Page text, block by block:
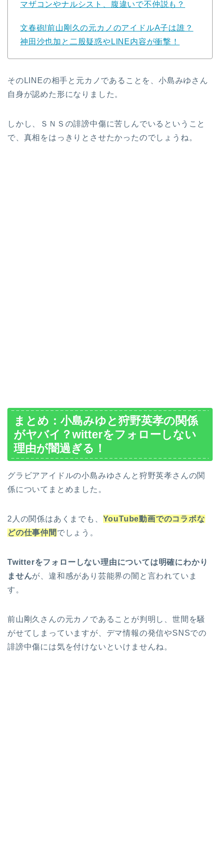
マザコンやナルシスト、腹違いで不仲説も？
文春砲!前山剛久の元カノのアイドルA子は誰？
神田沙也加と二股疑惑やLINE内容が衝撃！
そのLINEの相手と元カノであることを、小島みゆさん
自身が認めた形になりました。
しかし、ＳＮＳの誹謗中傷に苦しんでいるということ
で、真相をはっきりとさせたかったのでしょうね。
まとめ：小島みゆと狩野英孝の関係
がヤバイ？witterをフォローしない
理由が闇過ぎる！
グラビアアイドルの小島みゆさんと狩野英孝さんの関
係についてまとめました。
2人の関係はあくまでも、 YouTube動画でのコラボな
どの仕事仲間 でしょう。
Twitterをフォローしない理由については明確にわかり
ませんが、違和感があり芸能界の闇と言われていま
す。
前山剛久さんの元カノであることが判明し、世間を騒
がせてしまっていますが、デマ情報の発信やSNSでの
誹謗中傷には気を付けないといけませんね。